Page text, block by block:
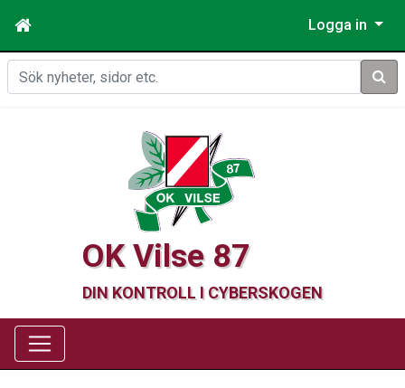
Logga in
Sök
OK Vilse 87
DIN KONTROLL I CYBERSKOGEN